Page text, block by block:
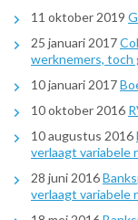
11 oktober 2019
25 januari 2017
werknemers, toch
10 januari 2017
10 oktober 2016
10 augustus 2016
verlaagt variabele
28 juni 2016
verlaagt variabele